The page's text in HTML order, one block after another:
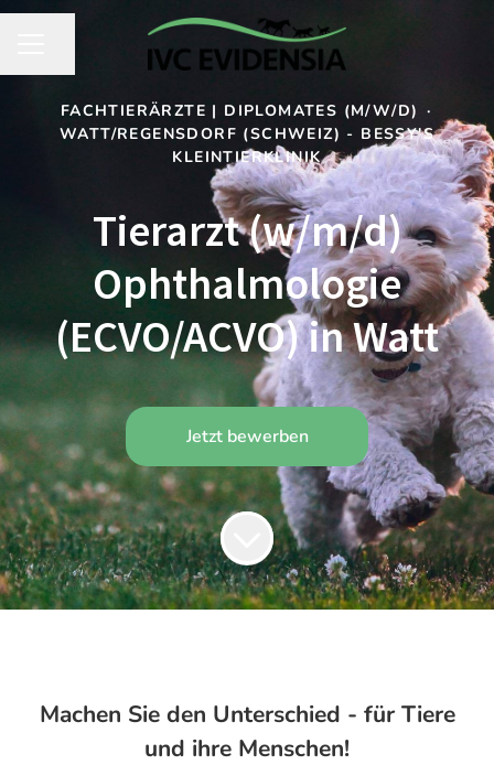
FACHTIERÄRZTE | DIPLOMATES (M/W/D) ·
WATT/REGENSDORF (SCHWEIZ) - BESSY'S
KLEINTIERKLINIK
Tierarzt (w/m/d)
Ophthalmologie
(ECVO/ACVO) in Watt
Jetzt bewerben
Machen Sie den Unterschied - für Tiere
und ihre Menschen!